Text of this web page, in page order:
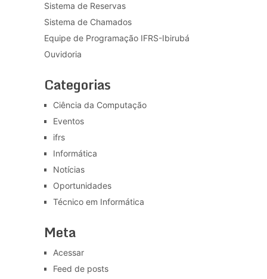
Sistema de Reservas
Sistema de Chamados
Equipe de Programação IFRS-Ibirubá
Ouvidoria
Categorias
Ciência da Computação
Eventos
ifrs
Informática
Notícias
Oportunidades
Técnico em Informática
Meta
Acessar
Feed de posts